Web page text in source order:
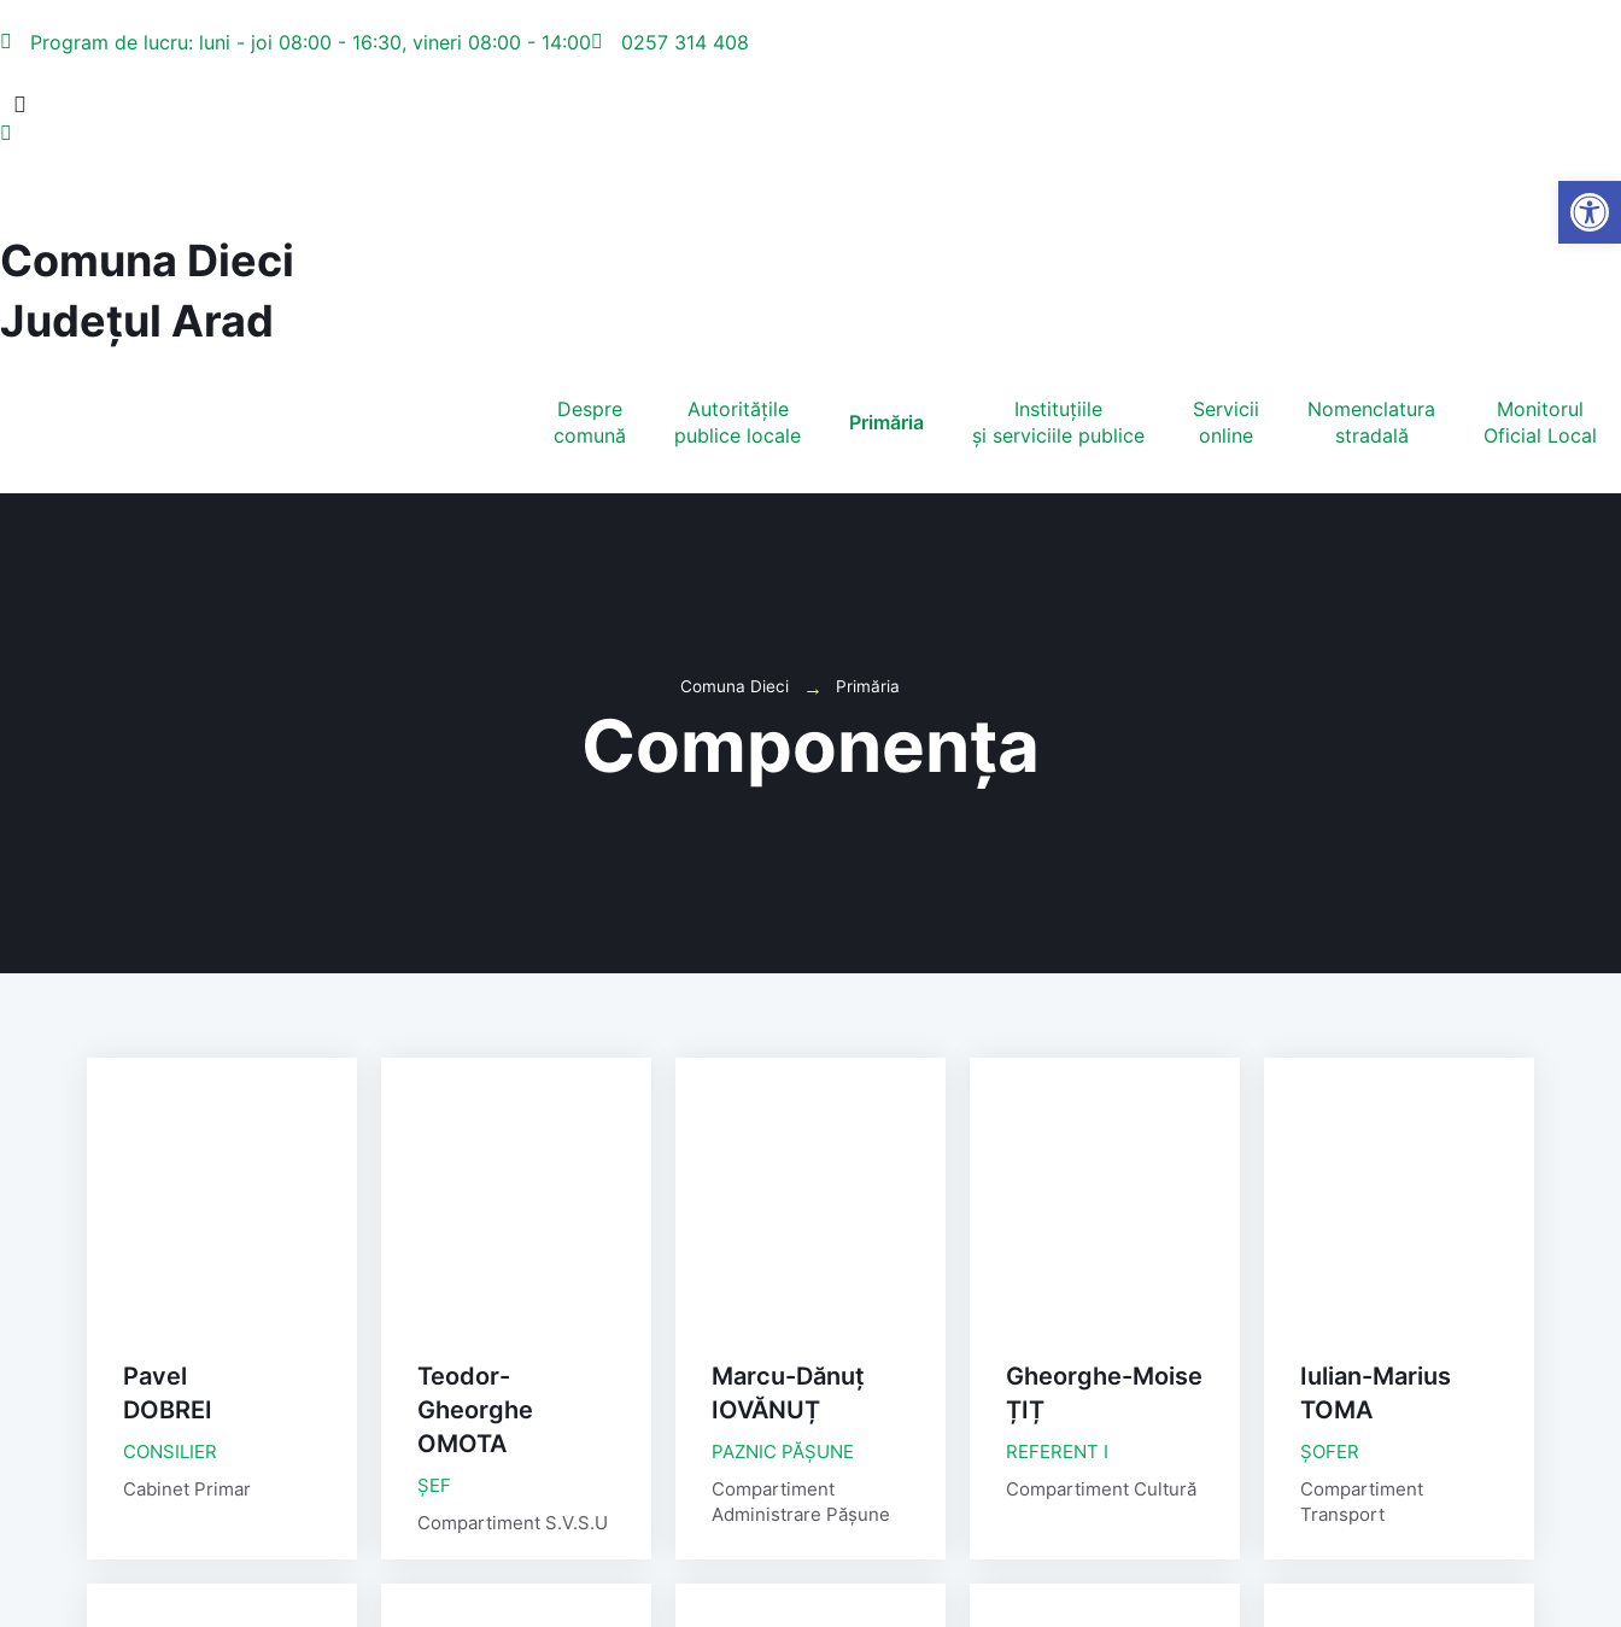
Program de lucru: luni - joi 08:00 - 16:30, vineri 08:00 - 14:00 0257 314 408
Comuna Dieci
Județul Arad
Despre
comună
Autoritățile
publice locale
Primăria
Instituțiile
și serviciile publice
Servicii
online
Nomenclatura
stradală
Monitorul
Oficial Local
Comuna Dieci Primăria
Componența
Pavel
DOBREI
CONSILIER
Cabinet Primar
Teodor-
Gheorghe
OMOTA
ȘEF
Compartiment S.V.S.U
Marcu-Dănuț
IOVĂNUȚ
PAZNIC PĂȘUNE
Compartiment
Administrare Pășune
Gheorghe-Moise
ȚIȚ
REFERENT I
Compartiment Cultură
Iulian-Marius
TOMA
ȘOFER
Compartiment
Transport